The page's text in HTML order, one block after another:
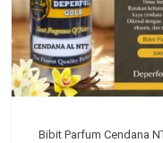
Bibit Parfum Cendana